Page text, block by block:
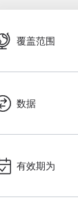
覆盖范围
数据
有效期为